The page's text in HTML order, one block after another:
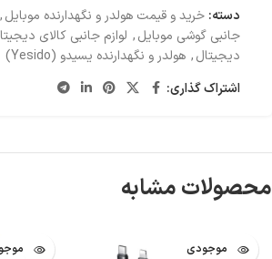
دسته: خرید و قیمت هولدر و نگهدارنده موبایل,
جانبی گوشی موبایل, لوازم جانبی کالای
دیجیتال, هولدر و نگهدارنده یسیدو (Yesido)
اشتراک گذاری:
محصولات مشابه
اتمام موجودی اتمام